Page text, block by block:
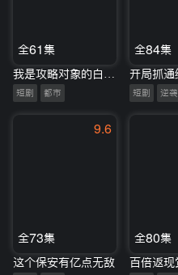
全61集
短剧 都市
全84集
短剧 逆袭
9.6
全73集
这个保安有亿点无敌
全80集